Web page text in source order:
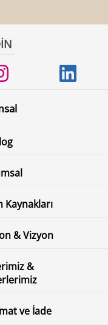
Kaynakları
& Vizyon
&
ve İade